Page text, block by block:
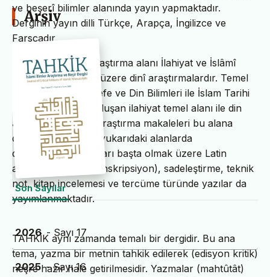
ve beşerî bilimler alanında yayın yapmaktadır.
Derginin yayın dilli Türkçe, Arapça, İngilizce ve
Farsçadır.
TAHKİK’in temel araştırma alanı İlahiyat ve İslâmî
ilimler başta olmak üzere dinî araştırmalardır. Temel
İslam Bilimleri, Felsefe ve Din Bilimleri ile İslam Tarihi
ve Sanatları’ndan oluşan ilahiyat temel alanı ile din
alanındaki bilimsel araştırma makaleleri bu alana
dâhildir. TAHKİK’te yukarıdaki alanlarda
değerlendirme yazıları başta olmak üzere Latin
alfabesine nakil (transkripsiyon), sadeleştirme, teknik
not, kitap incelemesi ve tercüme türünde yazılar da
yayımlanmaktadır.
TAHKİK aynı zamanda temalı bir dergidir. Bu ana
tema, yazma bir metnin tahkik edilerek (edisyon kritik)
neşre hazır hale getirilmesidir. Yazmalar (mahtûtât)
Arşiv
Son Sayılar
2026 - Sayı 17
2025 - Sayı 16